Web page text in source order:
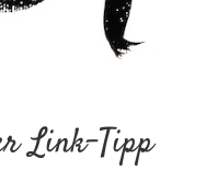
Link-Tipp